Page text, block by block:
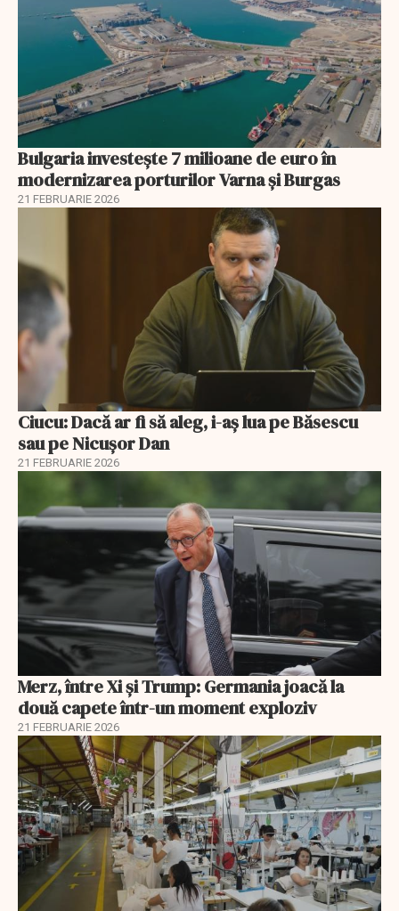
Bulgaria investește 7 milioane de euro în
modernizarea porturilor Varna și Burgas
21 FEBRUARIE 2026
Ciucu: Dacă ar fi să aleg, i-aș lua pe Băsescu
sau pe Nicușor Dan
21 FEBRUARIE 2026
Merz, între Xi și Trump: Germania joacă la
două capete într-un moment exploziv
21 FEBRUARIE 2026